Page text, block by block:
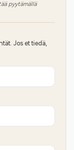
pyytämällä
Jos et tiedä,